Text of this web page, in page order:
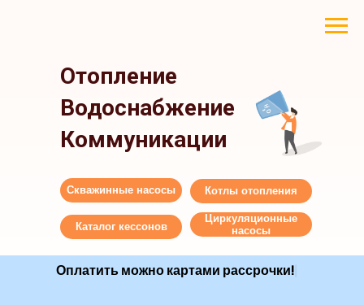
Отопление
Водоснабжение
Коммуникации
Оплатить можно картами рассрочки!
Скважинные насосы
Каталог кессонов
Циркуляционные
насосы
Котлы отопления